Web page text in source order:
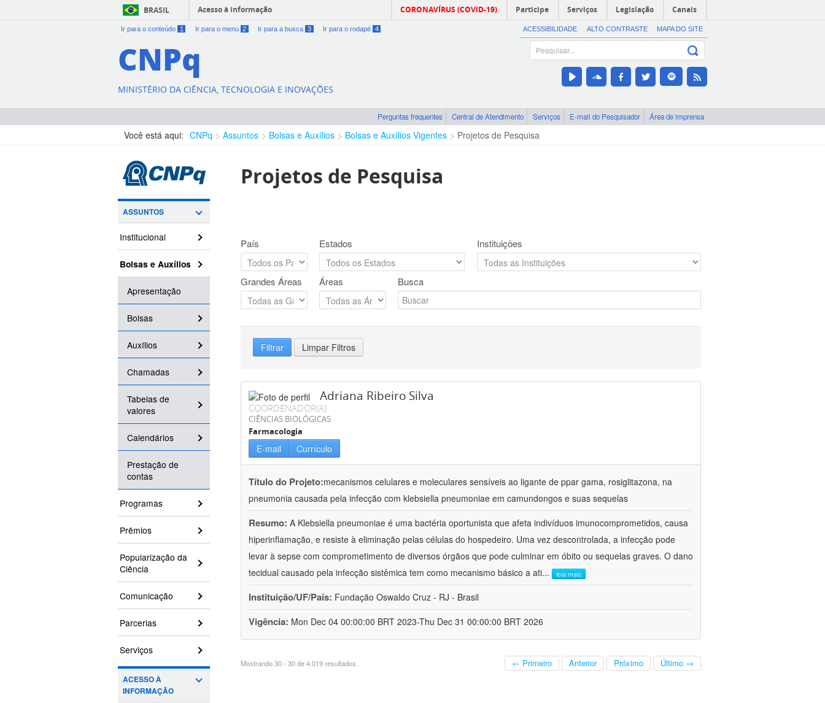
BRASIL Acesso à informação CORONAVÍRUS (COVID-19) Participe Serviços Legislação Canais
Ir para o conteúdo 1 Ir para o menu 2 Ir para a busca 3 Ir para o rodapé 4 ACESSIBILIDADE ALTO CONTRASTE MAPA DO SITE
CNPq
MINISTÉRIO DA CIÊNCIA, TECNOLOGIA E INOVAÇÕES
Perguntas frequentes Central de Atendimento Serviços E-mail do Pesquisador Área de imprensa
Você está aqui: CNPq Assuntos Bolsas e Auxílios Bolsas e Auxílios Vigentes Projetos de Pesquisa
ASSUNTOS
Institucional
Bolsas e Auxílios
Apresentação
Bolsas
Auxílios
Chamadas
Tabelas de
valores
Calendários
Prestação de
contas
Programas
Prêmios
Popularização da
Ciência
Comunicação
Parcerias
Serviços
ACESSO À
INFORMAÇÃO
Projetos de Pesquisa
País Estados Instituições
Grandes Áreas Áreas Busca
Filtrar Limpar Filtros
Adriana Ribeiro Silva
COORDENADOR(A)
CIÊNCIAS BIOLÓGICAS
Farmacologia
E-mail Currículo
Título do Projeto:mecanismos celulares e moleculares sensíveis ao ligante de ppar gama, rosiglitazona, na
pneumonia causada pela infecção com klebsiella pneumoniae em camundongos e suas sequelas
Resumo: A Klebsiella pneumoniae é uma bactéria oportunista que afeta indivíduos imunocomprometidos, causa
hiperinflamação, e resiste à eliminação pelas células do hospedeiro. Uma vez descontrolada, a infecção pode
levar à sepse com comprometimento de diversos órgãos que pode culminar em óbito ou sequelas graves. O dano
tecidual causado pela infecção sistêmica tem como mecanismo básico a ati... leia mais
Instituição/UF/País: Fundação Oswaldo Cruz - RJ - Brasil
Vigência: Mon Dec 04 00:00:00 BRT 2023-Thu Dec 31 00:00:00 BRT 2026
Mostrando 30 - 30 de 4.019 resultados. ← Primeiro Anterior Próximo Último →